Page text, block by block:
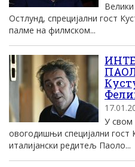
Остлунд, спрецијални гост
палме на филмском...
У свом
овогодишњи специјални гост
италијански редитељ Паоло...